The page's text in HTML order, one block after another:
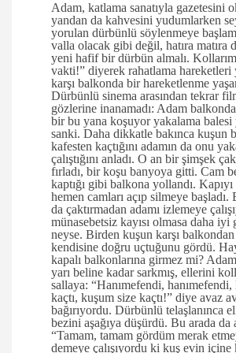
Adam, katlama sanatıyla gazetesini
yandan da kahvesini yudumlarken
yorulan dürbünlü söylenmeye
valla olacak gibi değil, hatıra matıra
yeni hafif bir dürbün almalı.
vakti!” diyerek rahatlama hareketleri
karşı balkonda bir hareketlenme
Dürbünlü sinema arasından tekrar
gözlerine inanamadı: Adam
bir bu yana koşuyor yakalama balesi
sanki. Daha dikkatle bakınca kuşun
kafesten kaçtığını adamın da onu
çalıştığını anladı. O an bir şimşek
fırladı, bir koşu banyoya gitti. Cam
kaptığı gibi balkona yollandı. Kapıyı
hemen camları açıp silmeye başladı.
da çaktırmadan adamı izlemeye
münasebetsiz kayısı olmasa daha iyi
neyse. Birden kuşun karşı balkondan
kendisine doğru uçtuğunu gördü.
kapalı balkonlarına girmez mi?
yarı beline kadar sarkmış, ellerini
sallaya: “Hanımefendi,
kaçtı, kuşum size kaçtı!” diye avaz
bağırıyordu. Dürbünlü telaşlanınca
bezini aşağıya düşürdü. Bu arada da
“Tamam, tamam gördüm merak
demeye çalışıyordu ki kuş evin içine